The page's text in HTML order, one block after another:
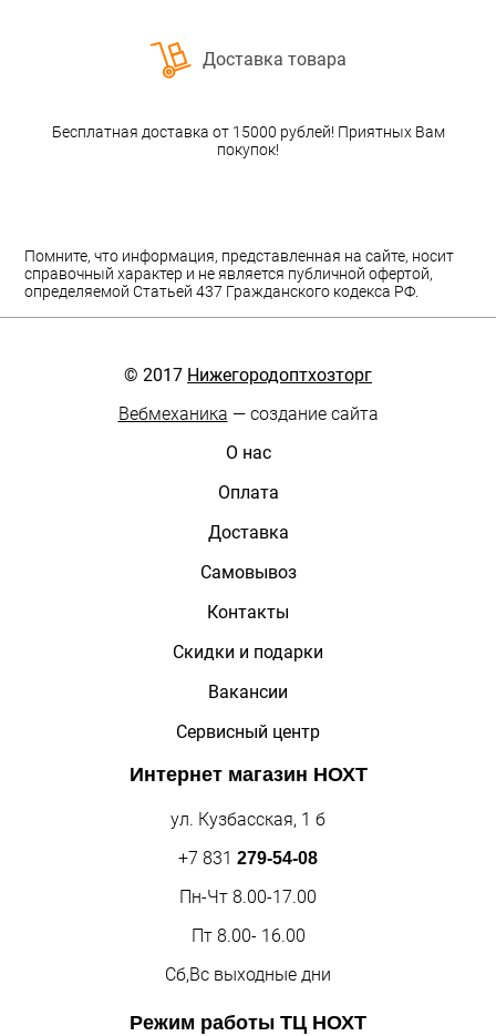
Доставка товара
Бесплатная доставка от 15000 рублей! Приятных Вам
покупок!
Помните, что информация, представленная на сайте, носит
справочный характер и не является публичной офертой,
определяемой Статьей 437 Гражданского кодекса РФ.
© 2017 Нижегородоптхозторг
Вебмеханика — создание сайта
О нас
Оплата
Доставка
Самовывоз
Контакты
Скидки и подарки
Вакансии
Сервисный центр
Интернет магазин НОХТ
ул. Кузбасская, 1 б
+7 831 279-54-08
Пн-Чт 8.00-17.00
Пт 8.00- 16.00
Сб,Вс выходные дни
Режим работы ТЦ НОХТ